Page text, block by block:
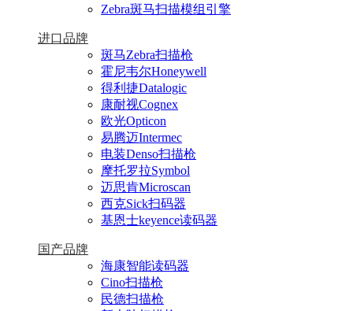
Zebra斑马扫描模组引擎
进口品牌
斑马Zebra扫描枪
霍尼韦尔Honeywell
得利捷Datalogic
康耐视Cognex
欧光Opticon
易腾迈Intermec
电装Denso扫描枪
摩托罗拉Symbol
迈思肯Microscan
西克Sick扫码器
基恩士keyence读码器
国产品牌
海康智能读码器
Cino扫描枪
民德扫描枪